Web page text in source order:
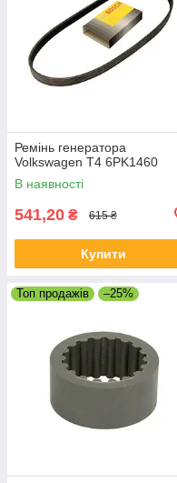
Ремінь генератора
Volkswagen T4 6PK1460
В наявності
541,20 ₴ 615 ₴
Купити
Топ продажів –25%